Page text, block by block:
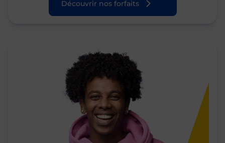
Découvrir nos forfaits